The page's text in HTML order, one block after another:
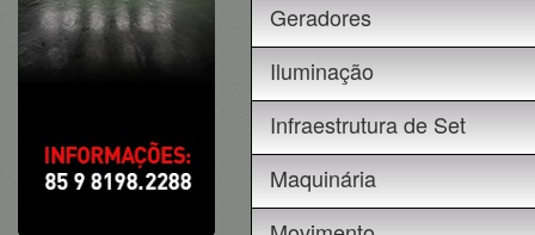
Geradores
Iluminação
Infraestrutura de Set
Maquinária